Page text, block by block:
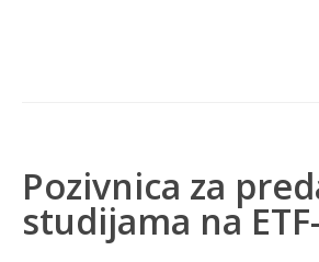
Pozivnica za
studijama na